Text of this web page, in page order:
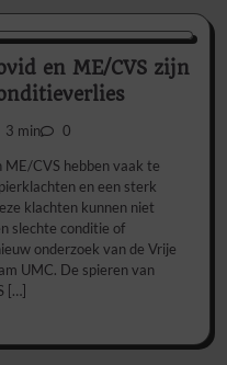
en ME/CVS zijn
3 min 0
CVS hebben vaak te
en een sterk
klachten kunnen niet
slechte conditie of
onderzoek van de Vrije
UMC. De spieren van
[…]